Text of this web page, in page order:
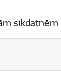
sīkdatnēm